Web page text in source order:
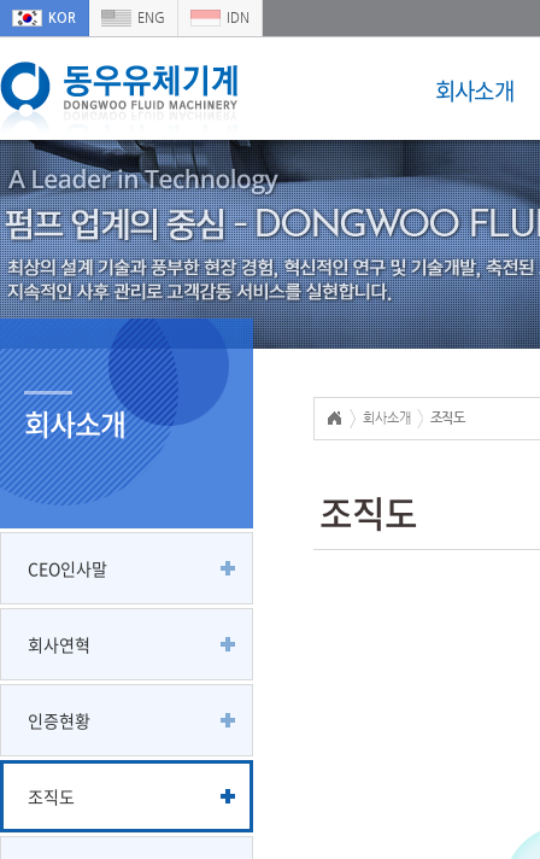
KOR ENG IDN
회사소개
회사소개
CEO인사말
회사연혁
인증현황
조직도
회사소개 조직도
조직도